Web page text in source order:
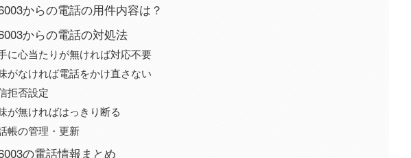
からの電話の用件内容は？
からの電話の対処法
に心当たりが無ければ対応不要
がなければ電話をかけ直さない
拒否設定
が無ければはっきり断る
帳の管理・更新
の電話情報まとめ